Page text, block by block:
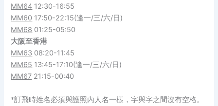
MM64 12:30-16:55
MM60 17:50-22:15(逢一/三/六/日)
MM68 01:25-05:50
大阪至香港
MM63 08:20-11:45
MM65 13:45-17:10(逢一/三/六/日)
MM67 21:15-00:40
*訂飛時姓名必須與護照內人名一樣，字與字之間沒有空格。